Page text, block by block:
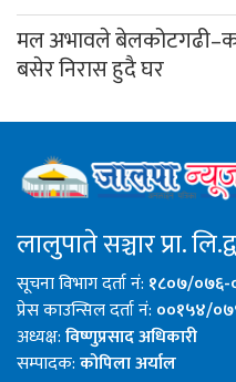
मल अभावले
बसेर निरास हुदै घर
लालुपाते सञ्चार प्रा.
सूचना विभाग दर्ता नं: १८०७/
प्रेस काउन्सिल दर्ता नं: ००१५४/
अध्यक्ष:विष्णुप्रसाद अधिकारी
सम्पादक:कोपिला अर्याल